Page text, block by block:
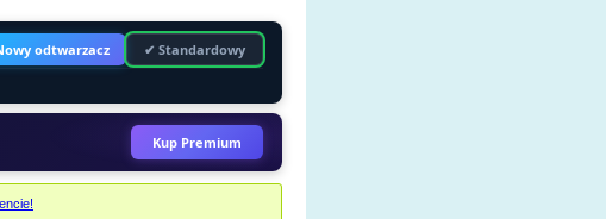
PULS 2 HD
na elevensports_123
przez zoomtvtv
Z ARCHIWUM X Wszystkie
odcinki
odtwarzacz ✔ Standardowy
Kup Premium